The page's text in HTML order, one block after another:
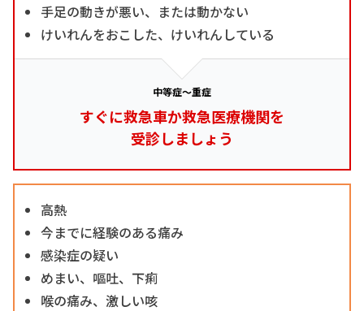
手足の動きが悪い、または動かない
けいれんをおこした、けいれんしている
中等症～重症
すぐに救急車か救急医療機関を
受診しましょう
高熱
今までに経験のある痛み
感染症の疑い
めまい、嘔吐、下痢
喉の痛み、激しい咳